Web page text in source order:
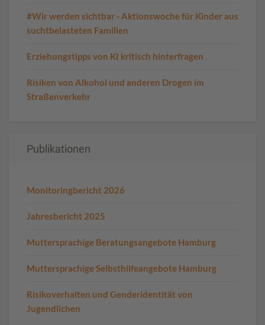
#Wir werden sichtbar - Aktionswoche für Kinder aus
suchtbelasteten Familien
Erziehungstipps von KI kritisch hinterfragen
Risiken von Alkohol und anderen Drogen im
Straßenverkehr
Publikationen
Monitoringbericht 2026
Jahresbericht 2025
Muttersprachige Beratungsangebote Hamburg
Muttersprachige Selbsthilfeangebote Hamburg
Risikoverhalten und Genderidentität von
Jugendlichen